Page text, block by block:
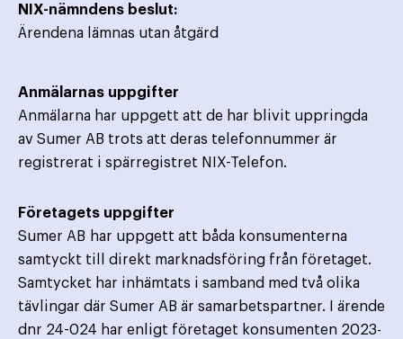
NIX-nämndens beslut:
Ärendena lämnas utan åtgärd
Anmälarnas uppgifter
Anmälarna har uppgett att de har blivit uppringda
av Sumer AB trots att deras telefonnummer är
registrerat i spärregistret NIX-Telefon.
Företagets uppgifter
Sumer AB har uppgett att båda konsumenterna
samtyckt till direkt marknadsföring från företaget.
Samtycket har inhämtats i samband med två olika
tävlingar där Sumer AB är samarbetspartner. I ärende
dnr 24-024 har enligt företaget konsumenten 2023-